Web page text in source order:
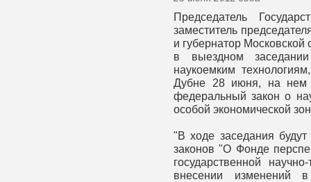
Председатель
заместитель
и губернатор
в выездном
наукоемким
Дубне 28 июня, на нем
федеральный закон о
особой экономической
"В ходе заседания
законов "О Фонде
государственной
внесении изменений